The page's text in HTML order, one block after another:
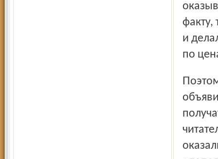
факту,
и
по
Поэтому многие СМИ, в том числе – и «Северный край»,